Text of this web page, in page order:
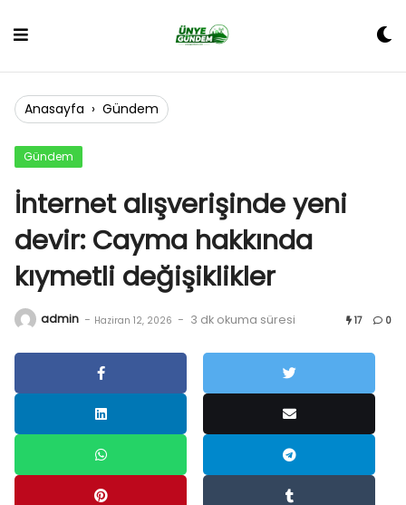
Anasayfa › Gündem
Gündem
İnternet alışverişinde yeni
devir: Cayma hakkında
kıymetli değişiklikler
admin - Haziran 12, 2026 - 3 dk okuma süresi 17 0